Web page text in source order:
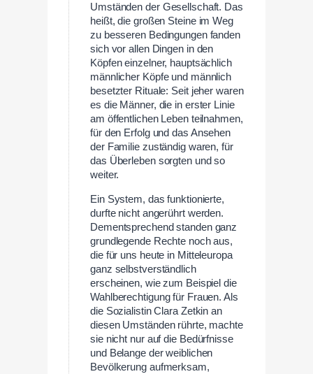
Umständen der Gesellschaft. Das
heißt, die großen Steine im Weg
zu besseren Bedingungen fanden
sich vor allen Dingen in den
Köpfen einzelner, hauptsächlich
männlicher Köpfe und männlich
besetzter Rituale: Seit jeher waren
es die Männer, die in erster Linie
am öffentlichen Leben teilnahmen,
für den Erfolg und das Ansehen
der Familie zuständig waren, für
das Überleben sorgten und so
weiter.
Ein System, das funktionierte,
durfte nicht angerührt werden.
Dementsprechend standen ganz
grundlegende Rechte noch aus,
die für uns heute in Mitteleuropa
ganz selbstverständlich
erscheinen, wie zum Beispiel die
Wahlberechtigung für Frauen. Als
die Sozialistin Clara Zetkin an
diesen Umständen rührte, machte
sie nicht nur auf die Bedürfnisse
und Belange der weiblichen
Bevölkerung aufmerksam,